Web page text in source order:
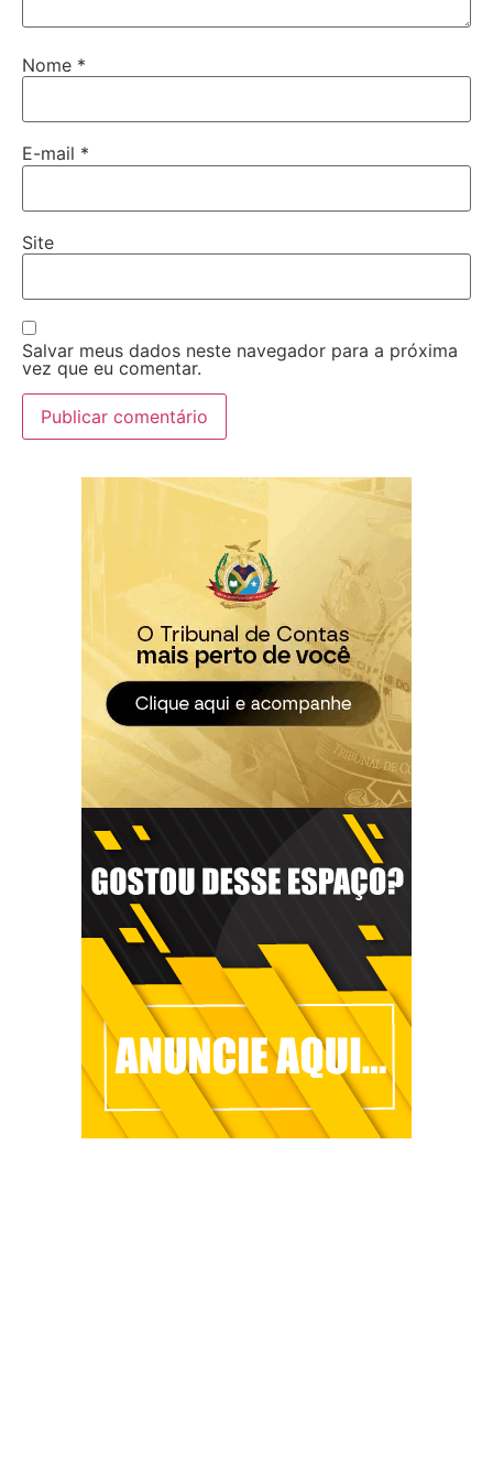
Nome *
E-mail *
Site
Salvar meus dados neste navegador para a próxima
vez que eu comentar.